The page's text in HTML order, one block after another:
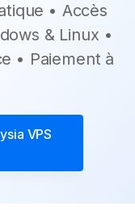
• Accès
& Linux •
• Paiement à
VPS